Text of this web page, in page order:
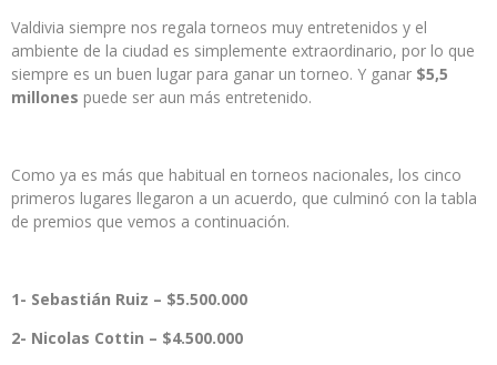
Valdivia siempre nos regala torneos muy entretenidos y el
ambiente de la ciudad es simplemente extraordinario, por lo que
siempre es un buen lugar para ganar un torneo. Y ganar $5,5
millones puede ser aun más entretenido.
Como ya es más que habitual en torneos nacionales, los cinco
primeros lugares llegaron a un acuerdo, que culminó con la tabla
de premios que vemos a continuación.
1- Sebastián Ruiz – $5.500.000
2- Nicolas Cottin – $4.500.000